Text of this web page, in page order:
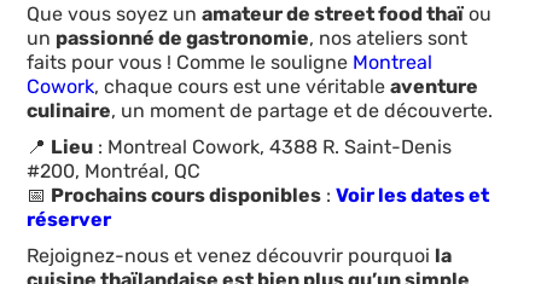
Que vous soyez unamateur de street food thaï ou
un passionné de gastronomie, nos ateliers sont
faits pour vous ! Comme le souligne Montreal
Cowork, chaque cours est une véritableaventure
culinaire, un moment de partage et de découverte.
📍 Lieu : Montreal Cowork, 4388 R. Saint-Denis
#200, Montréal, QC
📅 Prochains cours disponibles :Voir les dates et
réserver
Rejoignez-nous et venez découvrir pourquoi la
cuisine thaïlandaise est bien plus qu’un simple